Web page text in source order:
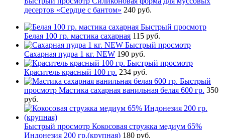
десертов «Сердце с бантом» 240 руб.
Быстрый просмотр
Белая 100 гр. мастика сахарная 115 руб.
Быстрый просмотр
Сахарная пудра 1 кг. NEW 190 руб.
Быстрый просмотр
Краситель красный 100 гр. 234 руб.
Быстрый
просмотр Мастика сахарная ванильная белая 600 гр. 350
руб.
Быстрый просмотр Кокосовая стружка медиум 65%
Индонезия 200 гр.(крупная) 180 руб.